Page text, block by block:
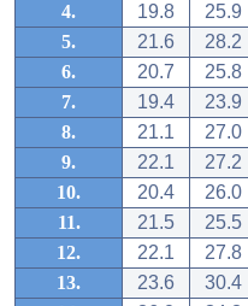
4.
19.8
25.9
5.
21.6
28.2
6.
20.7
25.8
7.
19.4
23.9
8.
21.1
27.0
9.
22.1
27.2
10.
20.4
26.0
11.
21.5
25.5
12.
22.1
27.8
13.
23.6
30.4